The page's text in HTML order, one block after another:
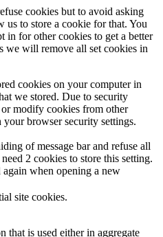
cookies but to avoid asking
to store a cookie for that. You
in for other cookies to get a better
we will remove all set cookies in
cookies on your computer in
we stored. Due to security
modify cookies from other
your browser security settings.
of message bar and refuse all
2 cookies to store this setting.
when opening a new
site cookies.
that is used either in aggregate